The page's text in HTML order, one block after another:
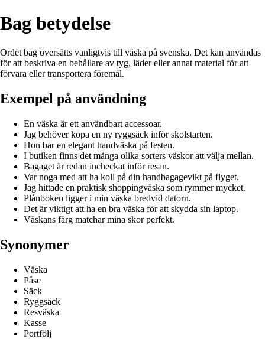
Bag betydelse
Ordet bag översätts vanligtvis till väska på svenska. Det kan användas
för att beskriva en behållare av tyg, läder eller annat material för att
förvara eller transportera föremål.
Exempel på användning
En väska är ett användbart accessoar.
Jag behöver köpa en ny ryggsäck inför skolstarten.
Hon bar en elegant handväska på festen.
I butiken finns det många olika sorters väskor att välja mellan.
Bagaget är redan incheckat inför resan.
Var noga med att ha koll på din handbagagevikt på flyget.
Jag hittade en praktisk shoppingväska som rymmer mycket.
Plånboken ligger i min väska bredvid datorn.
Det är viktigt att ha en bra väska för att skydda sin laptop.
Väskans färg matchar mina skor perfekt.
Synonymer
Väska
Påse
Säck
Ryggsäck
Resväska
Kasse
Portfölj